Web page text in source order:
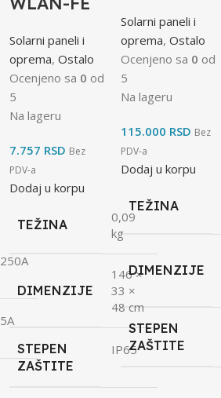
250A
5A
Solarni paneli i
oprema, Ostalo
Ocenjeno sa 0 od
5
Na lageru
7.757 RSD Bez
PDV-a
Dodaj u korpu
TEŽINA
0,09
kg
DIMENZIJE
146 ×
33 ×
48 cm
STEPEN
ZAŠTITE
IP65
Solarni paneli i
oprema, Ostalo
Ocenjeno sa 0 od
5
Na lageru
115.000 RSD Bez
PDV-a
Dodaj u korpu
TEŽINA
DIMENZIJE
STEPEN
ZAŠTITE